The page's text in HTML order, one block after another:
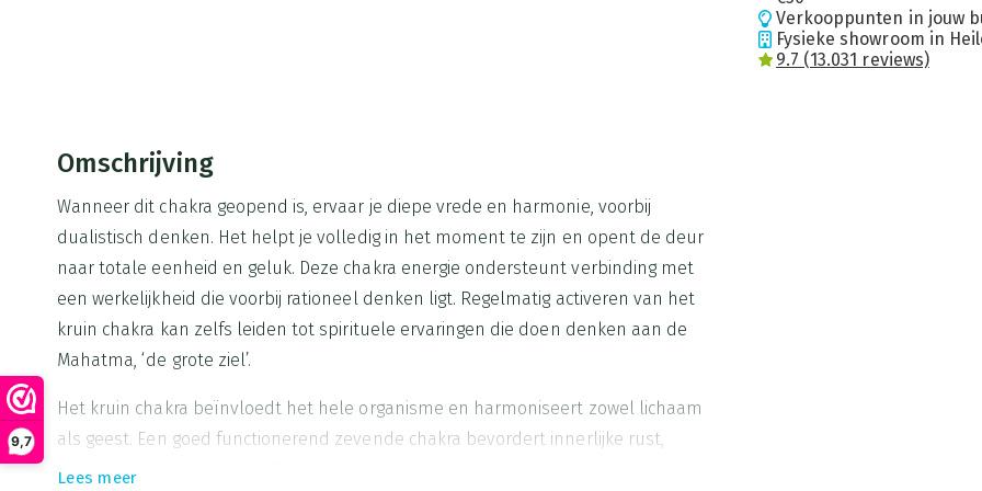
9,7
Verkooppunten in jouw
Fysieke showroom in
9.7 (13.031 reviews)
Omschrijving
Wanneer dit chakra geopend is, ervaar je diepe vrede en harmonie, voorbij
dualistisch denken. Het helpt je volledig in het moment te zijn en opent de deur
naar totale eenheid en geluk. Deze chakra energie ondersteunt verbinding met
een werkelijkheid die voorbij rationeel denken ligt. Regelmatig activeren van het
kruin chakra kan zelfs leiden tot spirituele ervaringen die doen denken aan de
Mahatma, ‘de grote ziel’.
Het kruin chakra beïnvloedt het hele organisme en harmoniseert zowel lichaam
als geest. Een goed functionerend zevende chakra bevordert innerlijke rust,
helderheid en bewustzijn. Het ondersteunt meditatie, intuïtieve inzichten en
Lees meer